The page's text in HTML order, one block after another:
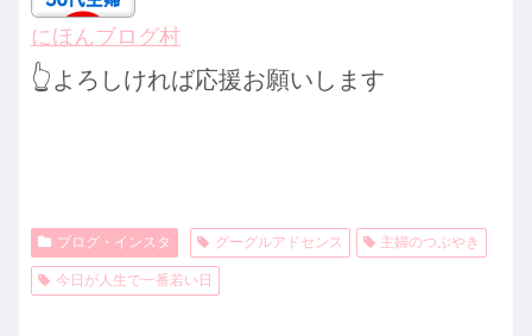
にほんブログ村
👆 よろしければ応援お願いします
ブログ・インスタ グーグルアドセンス 主婦のつぶやき
今日が人生で一番若い日